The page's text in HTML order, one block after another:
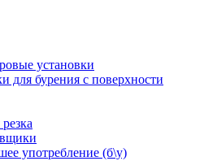
установки
для бурения с поверхности
употребление (б\у)